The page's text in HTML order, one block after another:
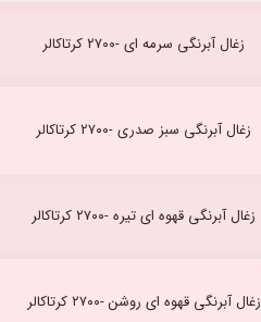
زغال آبرنگی سرمه ای -۲۷۰۰ کرتاکالر
زغال آبرنگی سبز صدری -۲۷۰۰ کرتاکالر
زغال آبرنگی قهوه ای تیره -۲۷۰۰ کرتاکالر
زغال آبرنگی قهوه ای روشن -۲۷۰۰ کرتاکالر